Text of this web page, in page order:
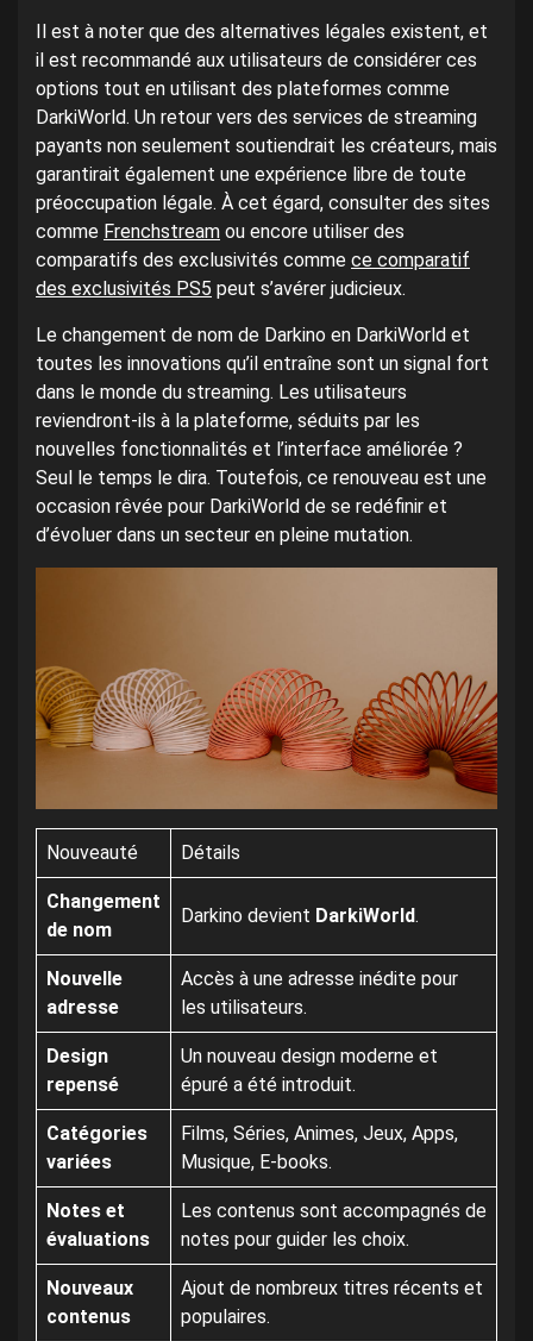
Il est à noter que des alternatives légales existent, et
il est recommandé aux utilisateurs de considérer ces
options tout en utilisant des plateformes comme
DarkiWorld. Un retour vers des services de streaming
payants non seulement soutiendrait les créateurs, mais
garantirait également une expérience libre de toute
préoccupation légale. À cet égard, consulter des sites
comme Frenchstream ou encore utiliser des
comparatifs des exclusivités comme ce comparatif
des exclusivités PS5 peut s’avérer judicieux.
Le changement de nom de Darkino en DarkiWorld et
toutes les innovations qu’il entraîne sont un signal fort
dans le monde du streaming. Les utilisateurs
reviendront-ils à la plateforme, séduits par les
nouvelles fonctionnalités et l’interface améliorée ?
Seul le temps le dira. Toutefois, ce renouveau est une
occasion rêvée pour DarkiWorld de se redéfinir et
d’évoluer dans un secteur en pleine mutation.
Nouveauté Détails
Changement
de nom
Darkino devient DarkiWorld.
Nouvelle
adresse
Accès à une adresse inédite pour
les utilisateurs.
Design
repensé
Un nouveau design moderne et
épuré a été introduit.
Catégories
variées
Films, Séries, Animes, Jeux, Apps,
Musique, E-books.
Notes et
évaluations
Les contenus sont accompagnés de
notes pour guider les choix.
Nouveaux
contenus
Ajout de nombreux titres récents et
populaires.